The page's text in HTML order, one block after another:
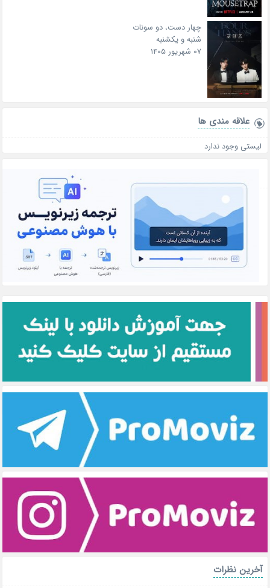
چهار دست، دو سونات
شنبه و یکشنبه
۰۷ شهریور ۱۴۰۵
علاقه‌ مندی ها
لیستی وجود ندارد
آخرین نظرات